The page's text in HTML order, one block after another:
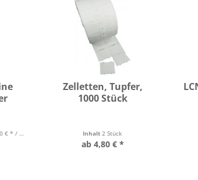
/ 1 Liter)
Zelletten, Tupfer,
1000 Stück
Inhalt 2 Stück
ab 4,80 € *